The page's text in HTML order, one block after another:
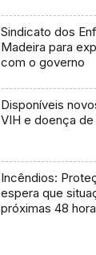
Sindicato dos
Madeira para
com o governo
Disponíveis
VIH e doença
Incêndios:
espera que
próximas 48